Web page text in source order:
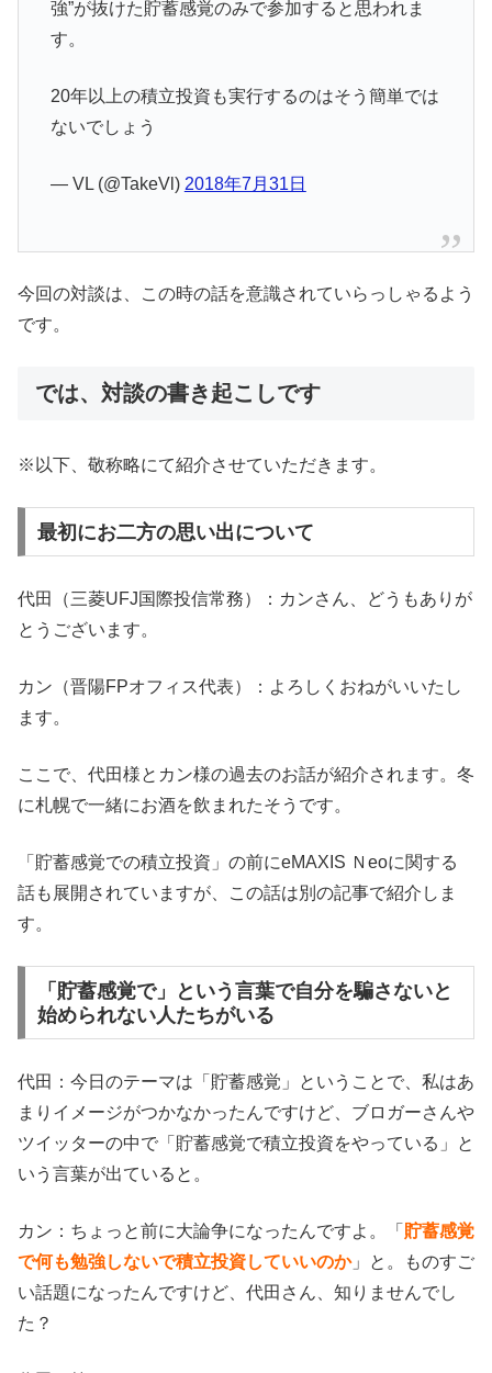
強”が抜けた貯蓄感覚のみで参加すると思われま
す。
20年以上の積立投資も実行するのはそう簡単では
ないでしょう
— VL (@TakeVl) 2018年7月31日
今回の対談は、この時の話を意識されていらっしゃるよう
です。
では、対談の書き起こしです
※以下、敬称略にて紹介させていただきます。
最初にお二方の思い出について
代田（三菱UFJ国際投信常務）：カンさん、どうもありが
とうございます。
カン（晋陽FPオフィス代表）：よろしくおねがいいたし
ます。
ここで、代田様とカン様の過去のお話が紹介されます。冬
に札幌で一緒にお酒を飲まれたそうです。
「貯蓄感覚での積立投資」の前にeMAXIS Ｎeoに関する
話も展開されていますが、この話は別の記事で紹介しま
す。
「貯蓄感覚で」という言葉で自分を騙さないと
始められない人たちがいる
代田：今日のテーマは「貯蓄感覚」ということで、私はあ
まりイメージがつかなかったんですけど、ブロガーさんや
ツイッターの中で「貯蓄感覚で積立投資をやっている」と
いう言葉が出ていると。
カン：ちょっと前に大論争になったんですよ。「 貯蓄感覚
で何も勉強しないで積立投資していいのか」と。ものすご
い話題になったんですけど、代田さん、知りませんでし
た？